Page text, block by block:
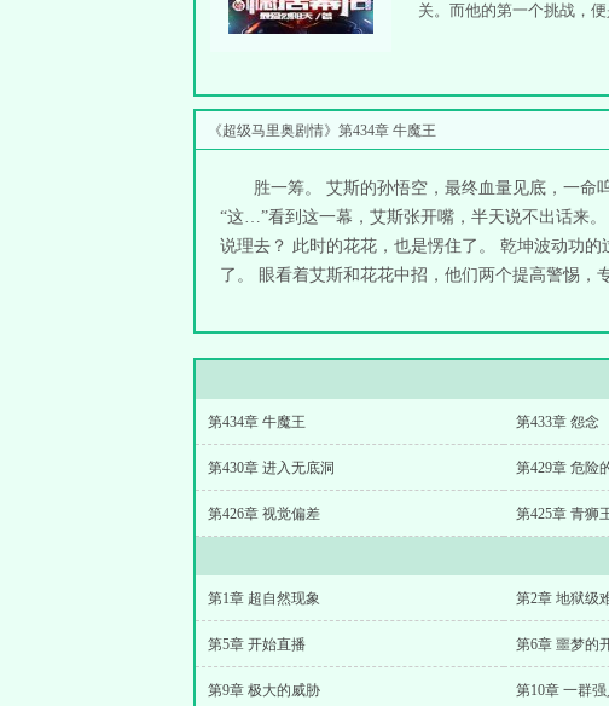
关。而他的第一个挑战，
《超级马里奥剧情》第434章 牛魔王
胜一筹。 艾斯的孙悟空，最终血量见底，一命
“这…”看到这一幕，艾斯张开嘴，半天说不出话来
说理去？ 此时的花花，也是愣住了。 乾坤波动功
了。 眼看着艾斯和花花中招，他们两个提高警惕，
第434章 牛魔王 第433章 怨念
第430章 进入无底洞 第429章 危险
第426章 视觉偏差 第425章 青狮
第1章 超自然现象 第2章 地狱级
第5章 开始直播 第6章 噩梦的
第9章 极大的威胁 第10章 一群强